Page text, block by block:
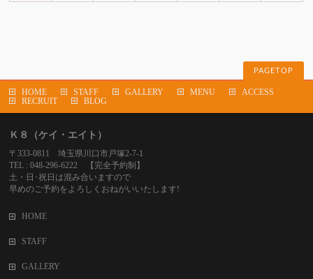
PAGETOP
HOME STAFF GALLERY MENU
ACCESS
RECRUIT
BLOG
Ｋ８（ケイ・エイト）
〒333-0811 埼玉県川口市戸塚2-7-1
TEL : 048-296-6222 【完全予約制】
土・日･祝日は混み合いますので
早めのご予約をよろしくおねがいいたします!
HOME
STAFF
GALLERY